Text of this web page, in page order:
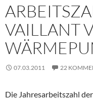
VAILLANT
07.03.2011 22
Die Jahresarbeitszahl